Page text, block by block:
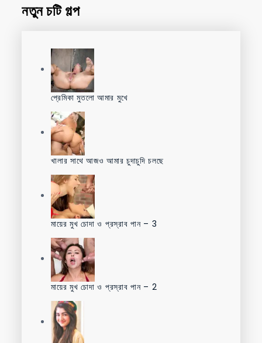
নতুন চটি গল্প
প্রেমিকা মুতলো আমার মুখে
খালার সাথে আজও আমার চুদাচুদি চলছে
মায়ের মুখ চোদা ও প্রস্রাব পান – 3
মায়ের মুখ চোদা ও প্রস্রাব পান – 2